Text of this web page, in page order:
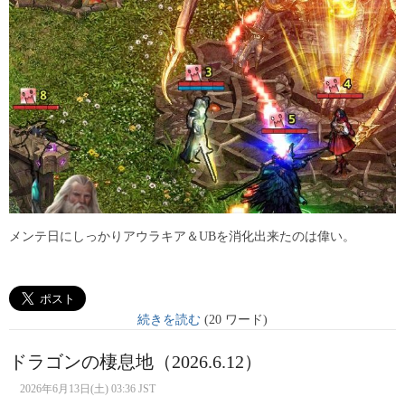
メンテ日にしっかりアウラキア＆UBを消化出来たのは偉い。
続きを読む (20 ワード)
ドラゴンの棲息地（2026.6.12）
2026年6月13日(土) 03:36 JST